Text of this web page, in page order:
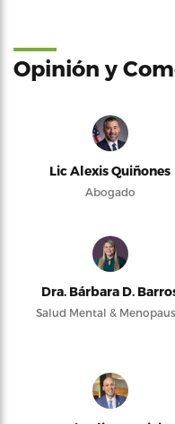
Opinión y
Lic Alexis Quiñones
Abogado
Dra. Bárbara D.
Salud Mental &